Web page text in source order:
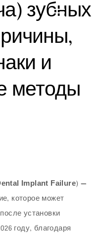
зубных
и
методы
Implant Failure) —
которое может
установки
году, благодаря